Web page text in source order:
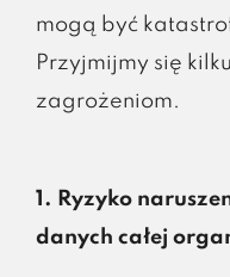
mogą być
Przyjmijmy się
zagrożeniom.
1. Ryzyko
danych całej